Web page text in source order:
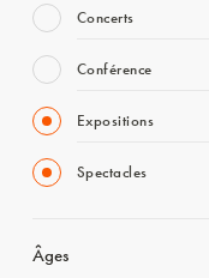
Concerts
Conférence
Expositions
Spectacles
Âges